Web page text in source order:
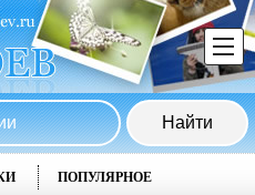
ПОПУЛЯРНОЕ